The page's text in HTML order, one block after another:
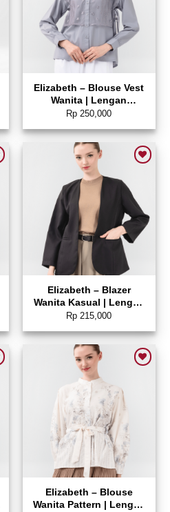
Elizabeth – Blouse Vest
Wanita | Lengan
Panjang 0595-2250
Rp 250,000
Add to wishlist
Elizabeth – Blazer
Wanita Kasual | Lengan
Panjang 0595-2218
Rp 215,000
Add to wishlist
Elizabeth – Blouse
Wanita Pattern | Lengan